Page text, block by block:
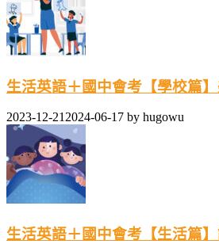
生活英語＋國中會考【學校篇
2023-12-212024-06-17 by hugowu
生活英語＋國中會考【生活篇